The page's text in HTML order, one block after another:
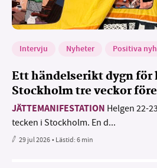
Intervju Nyheter Positiva
Ett händelserikt dygn
Stockholm tre veckor
JÄTTEMANIFESTATION Helgen 22-
tecken i Stockholm. En d...
29 jul 2026• Lästid:6 min